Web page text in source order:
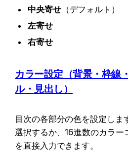
中央寄せ（デフォルト）
左寄せ
右寄せ
カラー設定（背景・枠線
ル・見出し）
目次の各部分の色を設定しま
選択するか、16進数のカラー
を直接入力できます。